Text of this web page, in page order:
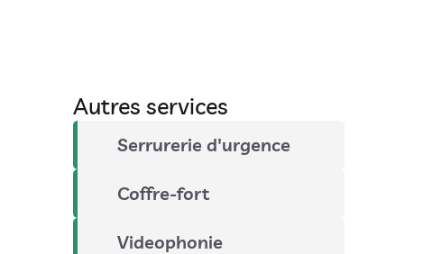
Autres services
Serrurerie d'urgence
Coffre-fort
Videophonie